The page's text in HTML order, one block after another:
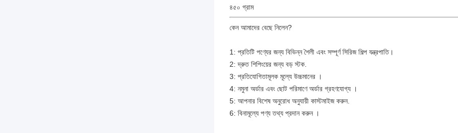
৪৫০ গ্রাম
কেন আমাদের বেছে নিলেন?
1: প্রতিটি পণ্যের জন্য বিভিন্ন শৈলী এবং সম্পূর্ণ সিরিজ শিল্প যন্ত্রপাতি।
2: দ্রুত শিপিংয়ের জন্য বড় স্টক.
3: প্রতিযোগিতামূলক মূল্যে উচ্চমানের ।
4: নমুনা অর্ডার এবং ছোট পরিমাণে অর্ডার গ্রহণযোগ্য ।
5: আপনার বিশেষ অনুরোধ অনুযায়ী কাস্টমাইজ করুন.
6: বিনামূল্যে পণ্য তথ্য প্রদান করুন ।